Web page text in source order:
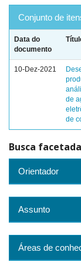
Conjunto de
Data do
documento
10-Dez-2021
de
de
Busca facetada
Orientador
Assunto
Áreas de